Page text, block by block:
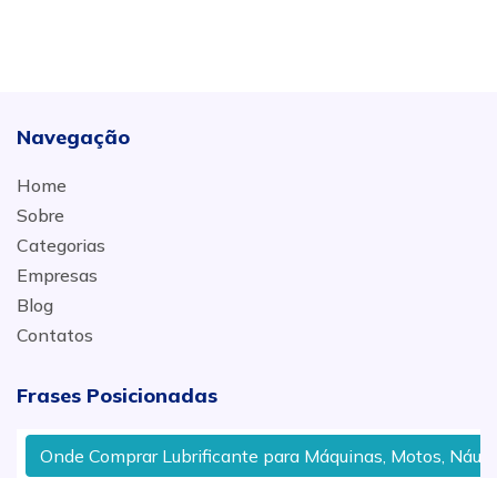
Navegação
Home
Sobre
Categorias
Empresas
Blog
Contatos
Frases Posicionadas
Onde Comprar Lubrificante para Máquinas, Motos,